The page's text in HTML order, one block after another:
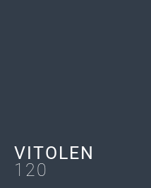
VITOLEN
120